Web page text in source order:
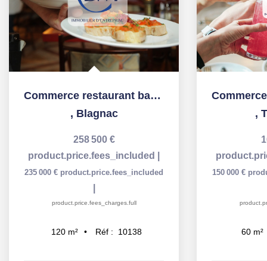
Commerce restaurant bar Licence IV - Blagnac centre-ville ...
Blagnac
258 500 €
|
000 € product.price.fees_included
product.price.fees_charges.full
Réf : 10138
165
150 000 €